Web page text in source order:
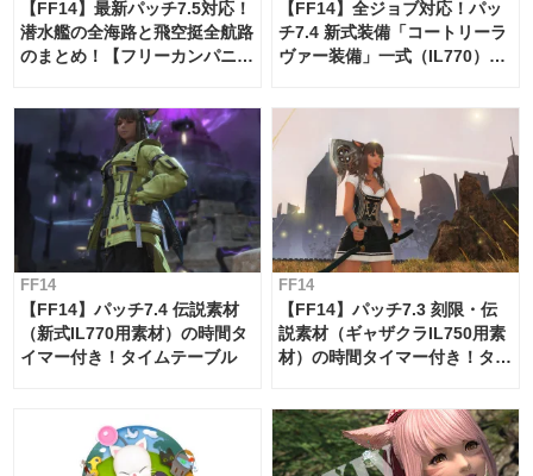
【FF14】最新パッチ7.5対応！
潜水艦の全海路と飛空挺全航路
のまとめ！【フリーカンパニ
【FF14】全ジョブ対応！パッ
チ7.4 新式装備「コートリーラ
ヴァー装備」一式（IL770）の
FF14
【FF14】パッチ7.4 伝説素材
（新式IL770用素材）の時間タ
イマー付き！タイムテーブル
FF14
【FF14】パッチ7.3 刻限・伝
説素材（ギャザクラIL750用素
材）の時間タイマー付き！タイ